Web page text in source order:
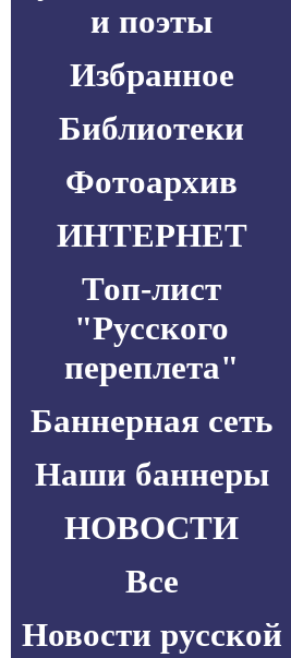
и поэты
Избранное
Библиотеки
Фотоархив
ИНТЕРНЕТ
Топ-лист
"Русского
переплета"
Баннерная сеть
Наши баннеры
НОВОСТИ
Все
Новости русской